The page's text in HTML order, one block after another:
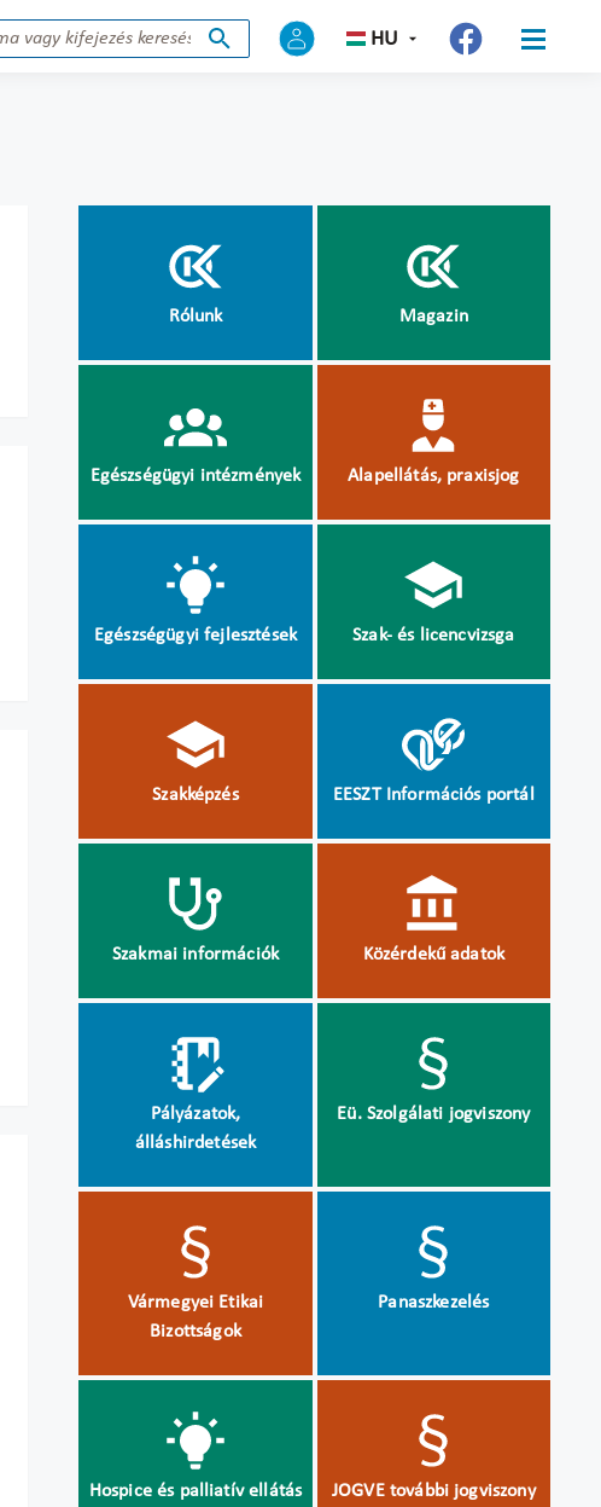
HU
Rólunk Magazin
Egészségügyi intézmények Alapellátás, praxisjog
Egészségügyi fejlesztések Szak- és licencvizsga
Szakképzés EESZT Információs portál
Szakmai információk Közérdekű adatok
Pályázatok,
álláshirdetések
Eü. Szolgálati jogviszony
Vármegyei Etikai
Bizottságok
Panaszkezelés
Hospice és palliatív ellátás
JOGVE további jogviszony